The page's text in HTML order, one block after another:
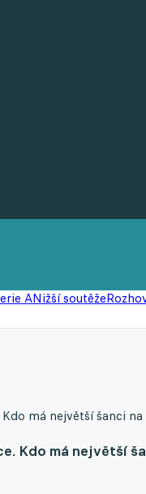
ANižší soutěže
má největší šanci
Kdo má největší